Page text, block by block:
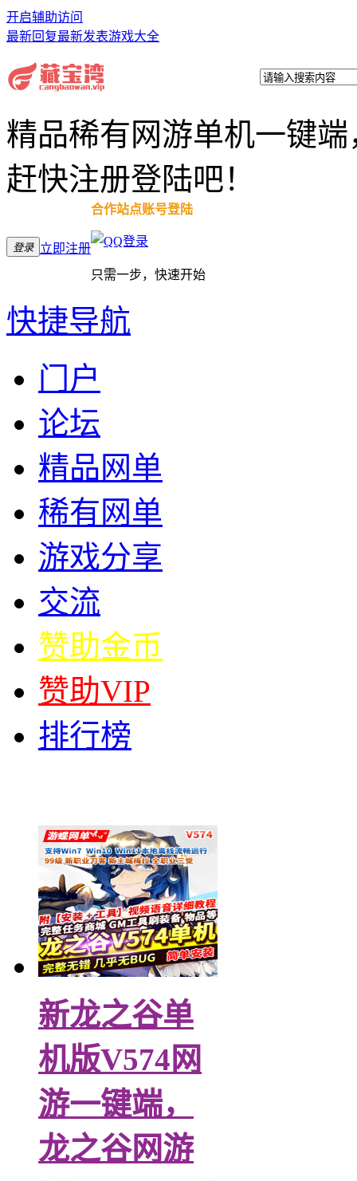
开启辅助访问
最新回复最新发表游戏大全
精品稀有网游单机一键
赶快注册登陆吧！
登录 立即注册
合作站点账号登陆
只需一步，快速开始
快捷导航
门户
论坛
精品网单
稀有网单
游戏分享
交流
赞助金币
赞助VIP
排行榜
新龙之谷单
机版V574网
游一键端，
龙之谷网游